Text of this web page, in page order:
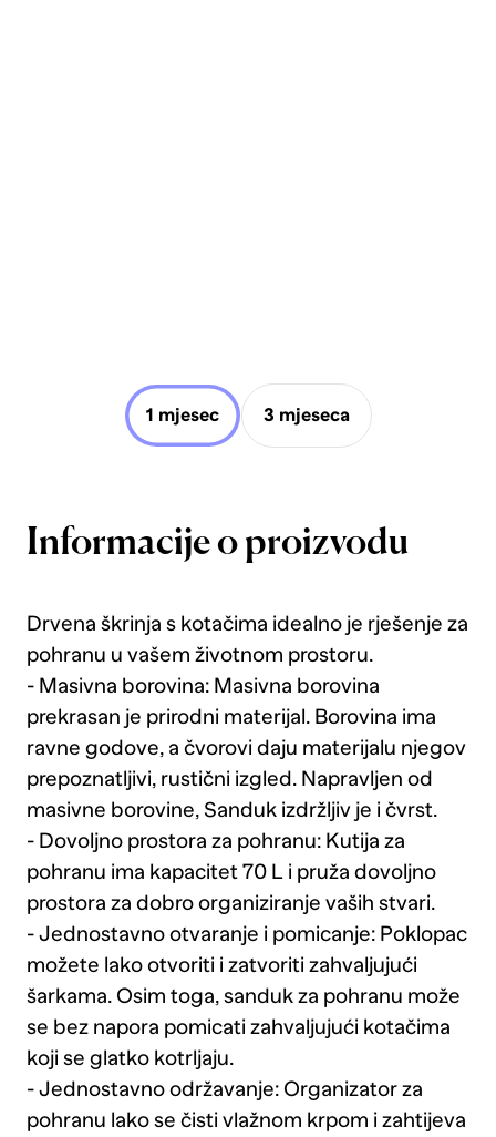
1 mjesec 3 mjeseca
Informacije o proizvodu
Drvena škrinja s kotačima idealno je rješenje za
pohranu u vašem životnom prostoru.
- Masivna borovina: Masivna borovina
prekrasan je prirodni materijal. Borovina ima
ravne godove, a čvorovi daju materijalu njegov
prepoznatljivi, rustični izgled. Napravljen od
masivne borovine, Sanduk izdržljiv je i čvrst.
- Dovoljno prostora za pohranu: Kutija za
pohranu ima kapacitet 70 L i pruža dovoljno
prostora za dobro organiziranje vaših stvari.
- Jednostavno otvaranje i pomicanje: Poklopac
možete lako otvoriti i zatvoriti zahvaljujući
šarkama. Osim toga, sanduk za pohranu može
se bez napora pomicati zahvaljujući kotačima
koji se glatko kotrljaju.
- Jednostavno održavanje: Organizator za
pohranu lako se čisti vlažnom krpom i zahtijeva